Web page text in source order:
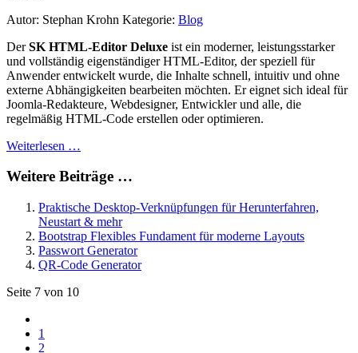
Autor: Stephan Krohn Kategorie: Blog
DerSK HTML‑Editor Deluxe ist ein moderner, leistungsstarker
und vollständig eigenständiger HTML‑Editor, der speziell für
Anwender entwickelt wurde, die Inhalte schnell, intuitiv und ohne
externe Abhängigkeiten bearbeiten möchten. Er eignet sich ideal für
Joomla‑Redakteure, Webdesigner, Entwickler und alle, die
regelmäßig HTML‑Code erstellen oder optimieren.
Weiterlesen …
Weitere Beiträge …
Praktische Desktop-Verknüpfungen für Herunterfahren,
Neustart & mehr
Bootstrap Flexibles Fundament für moderne Layouts
Passwort Generator
QR-Code Generator
Seite 7 von 10
1
2